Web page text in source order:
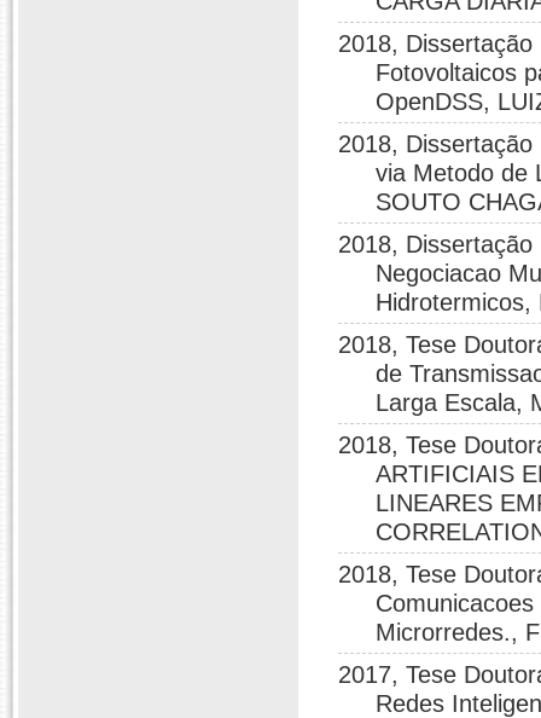
2018,
Fotovoltaicos
OpenDSS,
2018,
via Metodo de
SOUTO
2018,
Negociacao
Hidrotermicos,
2018, Tese
de
Larga Escala,
2018, Tese
ARTIFICIAIS
LINEARES
2018, Tese
Microrredes.,
2017, Tese
Redes